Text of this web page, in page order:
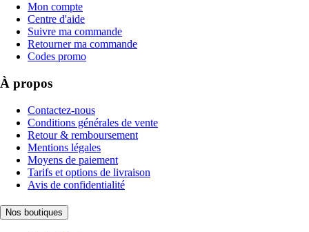
Mon compte
Centre d'aide
Suivre ma commande
Retourner ma commande
Codes promo
À propos
Contactez-nous
Conditions générales de vente
Retour & remboursement
Mentions légales
Moyens de paiement
Tarifs et options de livraison
Avis de confidentialité
Nos boutiques